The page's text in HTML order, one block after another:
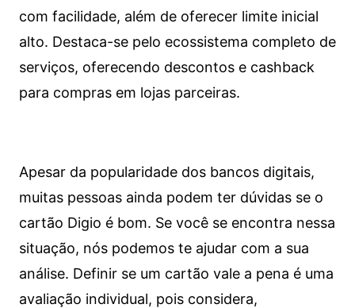
com facilidade, além de oferecer limite inicial
alto. Destaca-se pelo ecossistema completo de
serviços, oferecendo descontos e cashback
para compras em lojas parceiras.
Apesar da popularidade dos bancos digitais,
muitas pessoas ainda podem ter dúvidas se o
cartão Digio é bom. Se você se encontra nessa
situação, nós podemos te ajudar com a sua
análise. Definir se um cartão vale a pena é uma
avaliação individual, pois considera,